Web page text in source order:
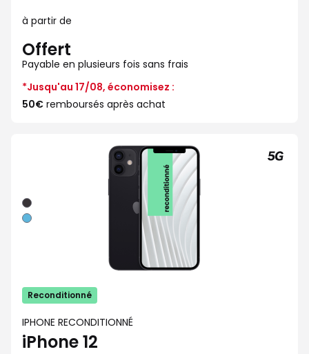
à partir de
Offert
Payable en plusieurs fois sans frais
*Jusqu'au 17/08, économisez :
50€ remboursés après achat
Noir
Bleu
Reconditionné
IPHONE RECONDITIONNÉ
iPhone 12